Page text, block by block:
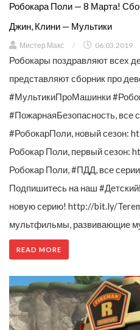
Робокара Поли — 8 Марта!
Джин, Клини — Мультики
Мистер Макс / 06.03.2019
Робокары поздравляют всех
представляют сборник про
#МультикиПроМашинки
#ПожарнаяБезопасность, все
#РобокарПоли, новый сезон:
Робокар Поли, первый сезон:
Робокар Поли, #ПДД, все
Подпишитесь на наш
новую серию! http://bit.ly/
мультфильмы, развивающие
READ MORE